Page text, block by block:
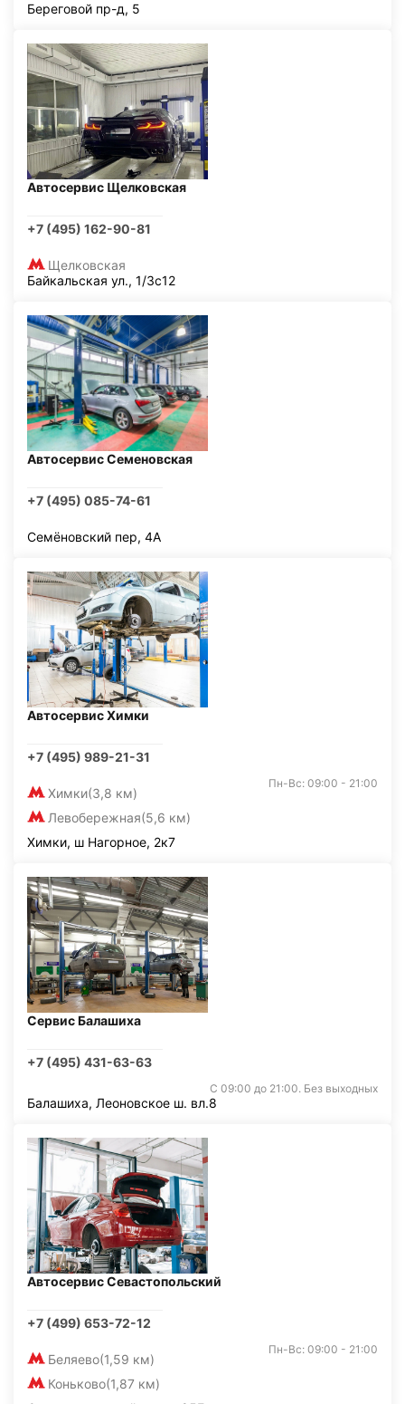
Береговой пр-д, 5
Автосервис Щелковская
+7 (495) 162-90-81
Щелковская
Байкальская ул., 1/3с12
Автосервис Семеновская
+7 (495) 085-74-61
Семёновский пер, 4А
Автосервис Химки
+7 (495) 989-21-31
Химки(3,8 км)
Левобережная(5,6 км)
Пн-Вс: 09:00 - 21:00
Химки, ш Нагорное, 2к7
Сервис Балашиха
+7 (495) 431-63-63
С 09:00 до 21:00. Без выходных
Балашиха, Леоновское ш. вл.8
Автосервис Севастопольский
+7 (499) 653-72-12
Беляево(1,59 км)
Коньково(1,87 км)
Пн-Вс: 09:00 - 21:00